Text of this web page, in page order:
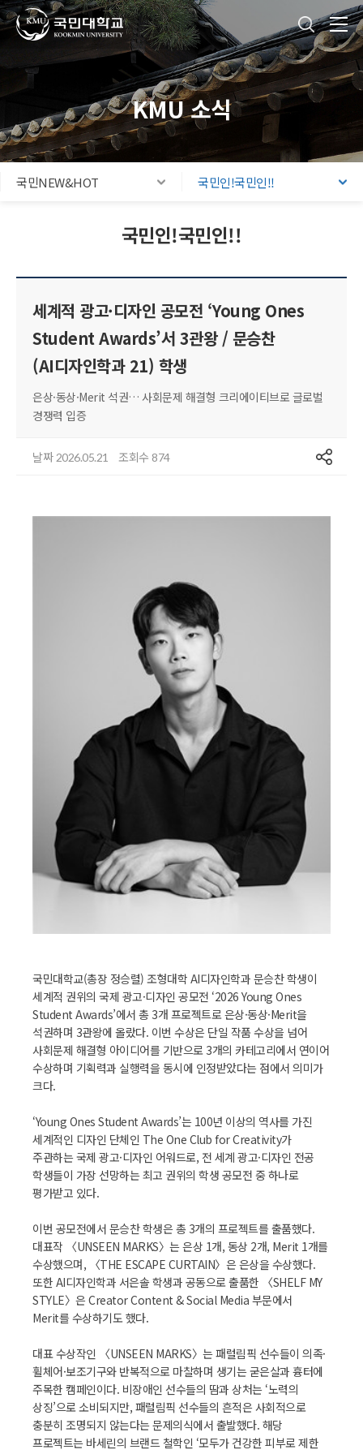
주메뉴 바로가기
본문내용 바로가기
푸터 바로가기
국민대학교
KMU 소식
국민NEW&HOT 국민인!국민인!!
국민인!국민인!!
세계적 광고·디자인 공모전 ‘Young Ones
Student Awards’서 3관왕 / 문승찬
(AI디자인학과 21) 학생
은상·동상·Merit 석권… 사회문제 해결형 크리에이티브로 글로벌
경쟁력 입증
날짜 2026.05.21 조회수 874 공유
국민대학교(총장 정승렬) 조형대학 AI디자인학과 문승찬 학생이
세계적 권위의 국제 광고·디자인 공모전 ‘2026 Young Ones
Student Awards’에서 총 3개 프로젝트로 은상·동상·Merit을
석권하며 3관왕에 올랐다. 이번 수상은 단일 작품 수상을 넘어
사회문제 해결형 아이디어를 기반으로 3개의 카테고리에서 연이어
수상하며 기획력과 실행력을 동시에 인정받았다는 점에서 의미가
크다.
‘Young Ones Student Awards’는 100년 이상의 역사를 가진
세계적인 디자인 단체인 The One Club for Creativity가
주관하는 국제 광고·디자인 어워드로, 전 세계 광고·디자인 전공
학생들이 가장 선망하는 최고 권위의 학생 공모전 중 하나로
평가받고 있다.
이번 공모전에서 문승찬 학생은 총 3개의 프로젝트를 출품했다.
대표작 〈UNSEEN MARKS〉는 은상 1개, 동상 2개, Merit 1개를
수상했으며, 〈THE ESCAPE CURTAIN〉은 은상을 수상했다.
또한 AI디자인학과 서은솔 학생과 공동으로 출품한 〈SHELF MY
STYLE〉은 Creator Content & Social Media 부문에서
Merit를 수상하기도 했다.
대표 수상작인 〈UNSEEN MARKS〉는 패럴림픽 선수들이 의족·
휠체어·보조기구와 반복적으로 마찰하며 생기는 굳은살과 흉터에
주목한 캠페인이다. 비장애인 선수들의 땀과 상처는 ‘노력의
상징’으로 소비되지만, 패럴림픽 선수들의 흔적은 사회적으로
충분히 조명되지 않는다는 문제의식에서 출발했다. 해당
프로젝트는 바세린의 브랜드 철학인 ‘모두가 건강한 피부로 제한